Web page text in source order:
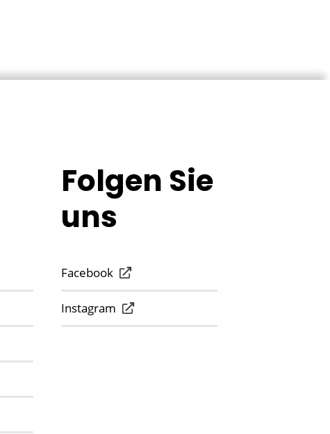
Folgen Sie
uns
Facebook
Instagram